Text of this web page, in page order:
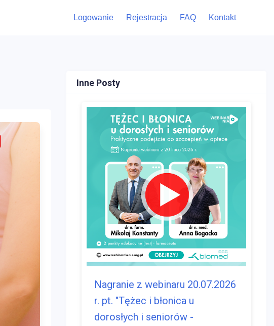
Logowanie Rejestracja FAQ Kontakt
Inne Posty
Nagranie z webinaru 20.07.2026
r. pt. "Tężec i błonica u
dorosłych i seniorów -